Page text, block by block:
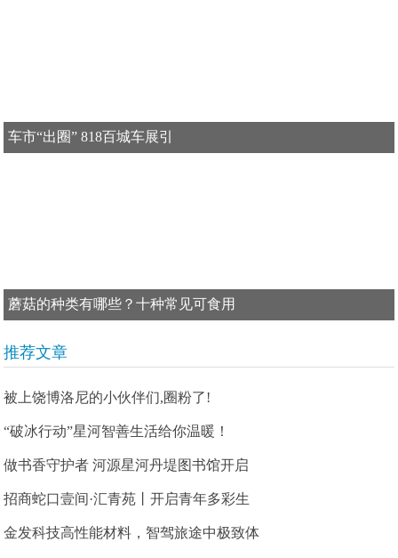
车市“出圈” 818百城车展引
蘑菇的种类有哪些？十种常见可食用
推荐文章
被上饶博洛尼的小伙伴们,圈粉了!
“破冰行动”星河智善生活给你温暖！
做书香守护者 河源星河丹堤图书馆开启
招商蛇口壹间·汇青苑丨开启青年多彩生
金发科技高性能材料，智驾旅途中极致体